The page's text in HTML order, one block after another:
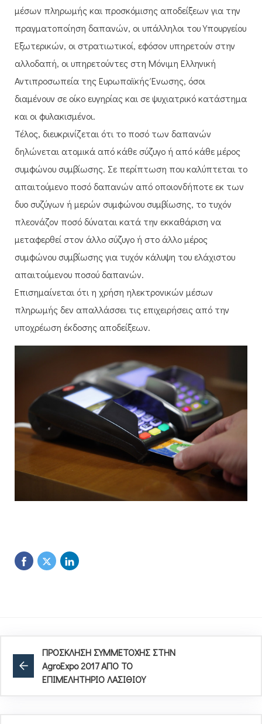
μέσων πληρωμής και προσκόμισης αποδείξεων για την
πραγματοποίηση δαπανών, οι υπάλληλοι του Υπουργείου
Εξωτερικών, οι στρατιωτικοί, εφόσον υπηρετούν στην
αλλοδαπή, οι υπηρετούντες στη Μόνιμη Ελληνική
Αντιπροσωπεία της Ευρωπαϊκής Ένωσης, όσοι
διαμένουν σε οίκο ευγηρίας και σε ψυχιατρικό κατάστημα
και οι φυλακισμένοι.
Τέλος, διευκρινίζεται ότι το ποσό των δαπανών
δηλώνεται ατομικά από κάθε σύζυγο ή από κάθε μέρος
συμφώνου συμβίωσης. Σε περίπτωση που καλύπτεται το
απαιτούμενο ποσό δαπανών από οποιονδήποτε εκ των
δυο συζύγων ή μερών συμφώνου συμβίωσης, το τυχόν
πλεονάζον ποσό δύναται κατά την εκκαθάριση να
μεταφερθεί στον άλλο σύζυγο ή στο άλλο μέρος
συμφώνου συμβίωσης για τυχόν κάλυψη του ελάχιστου
απαιτούμενου ποσού δαπανών.
Επισημαίνεται ότι η χρήση ηλεκτρονικών μέσων
πληρωμής δεν απαλλάσσει τις επιχειρήσεις από την
υποχρέωση έκδοσης αποδείξεων.
ΠΡΟΣΚΛΗΣΗ ΣΥΜΜΕΤΟΧΗΣ ΣΤΗΝ
AgroExpo 2017 ΑΠΟ ΤΟ
ΕΠΙΜΕΛΗΤΗΡΙΟ ΛΑΣΙΘΙΟΥ